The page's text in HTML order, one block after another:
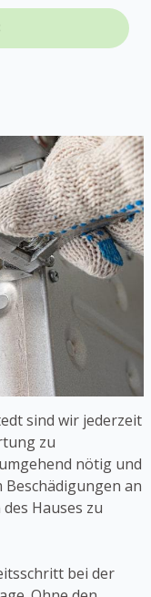
sind wir jederzeit
zu
nötig und
an
Hauses zu
bei der